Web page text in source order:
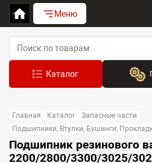
Меню
Выберите
Устройство:
Сначала
Главная Каталог
Запасные части
Подшипники, Втулки, Бушинги,
Подшипник резинового
2200/2800/3300/3025/